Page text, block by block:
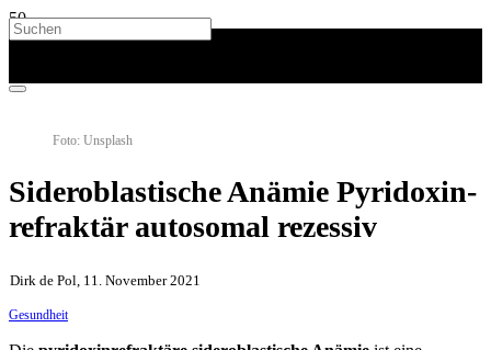
Foto: Unsplash
Sideroblastische Anämie Pyridoxin-
refraktär autosomal rezessiv
Dirk de Pol, 11. November 2021
Gesundheit